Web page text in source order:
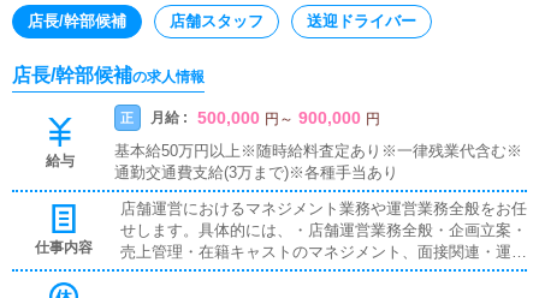
店長/幹部候補 店舗スタッフ 送迎ドライバー
店長/幹部候補の求人情報
給与
正 月給 : 500,000 円 ～ 900,000 円
基本給50万円以上※随時給料査定あり※一律残業代含む※
通勤交通費支給(3万まで)※各種手当あり
仕事内容
店舗運営におけるマネジメント業務や運営業務全般をお任
せします。具体的には、・店舗運営業務全般・企画立案・
売上管理・在籍キャストのマネジメント、面接関連・運営
スタッフ管理・店舗を作り上げるマネジメント業務 など